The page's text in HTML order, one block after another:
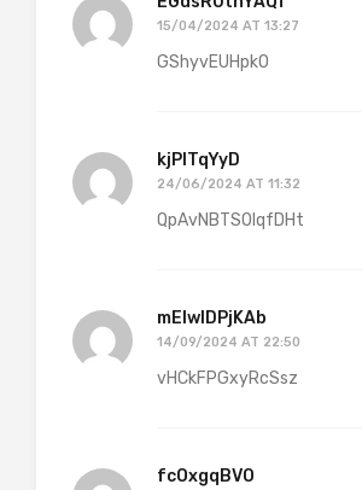
15/04/2024 AT 13:27
GShyvEUHpkO
kjPlTqYyD
24/06/2024 AT 11:32
QpAvNBTSOIqfDHt
mElwIDPjKAb
14/09/2024 AT 22:50
vHCkFPGxyRcSsz
fcOxgqBVO